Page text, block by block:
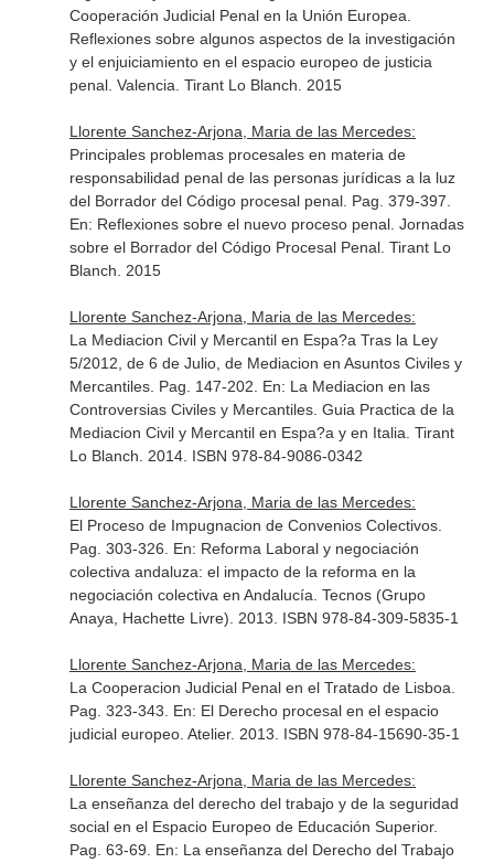
Cooperación Judicial Penal en la Unión Europea.
Reflexiones sobre algunos aspectos de la investigación
y el enjuiciamiento en el espacio europeo de justicia
penal. Valencia. Tirant Lo Blanch. 2015
Llorente Sanchez-Arjona, Maria de las Mercedes:
Principales problemas procesales en materia de
responsabilidad penal de las personas jurídicas a la luz
del Borrador del Código procesal penal. Pag. 379-397.
En: Reflexiones sobre el nuevo proceso penal. Jornadas
sobre el Borrador del Código Procesal Penal. Tirant Lo
Blanch. 2015
Llorente Sanchez-Arjona, Maria de las Mercedes:
La Mediacion Civil y Mercantil en Espa?a Tras la Ley
5/2012, de 6 de Julio, de Mediacion en Asuntos Civiles y
Mercantiles. Pag. 147-202. En: La Mediacion en las
Controversias Civiles y Mercantiles. Guia Practica de la
Mediacion Civil y Mercantil en Espa?a y en Italia . Tirant
Lo Blanch. 2014. ISBN 978-84-9086-0342
Llorente Sanchez-Arjona, Maria de las Mercedes:
El Proceso de Impugnacion de Convenios Colectivos.
Pag. 303-326. En: Reforma Laboral y negociación
colectiva andaluza: el impacto de la reforma en la
negociación colectiva en Andalucía . Tecnos (Grupo
Anaya, Hachette Livre). 2013. ISBN 978-84-309-5835-1
Llorente Sanchez-Arjona, Maria de las Mercedes:
La Cooperacion Judicial Penal en el Tratado de Lisboa.
Pag. 323-343. En: El Derecho procesal en el espacio
judicial europeo. Atelier. 2013. ISBN 978-84-15690-35-1
Llorente Sanchez-Arjona, Maria de las Mercedes:
La enseñanza del derecho del trabajo y de la seguridad
social en el Espacio Europeo de Educación Superior.
Pag. 63-69. En: La enseñanza del Derecho del Trabajo